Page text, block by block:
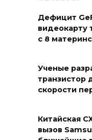
Дефицит
видеокарту
с 8
Ученые
транзистор
скорости
Китайская
вызов